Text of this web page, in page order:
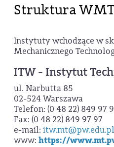
Struktura
Instytuty wchodzące w
Mechanicznego
ITW - Instytut
ul. Narbutta 85
02-524 Warszawa
Telefon: (0 48 22) 849 97
Fax: (0 48 22) 849 97 97
e-mail: itw.mt@pw.edu.pl
www: https://